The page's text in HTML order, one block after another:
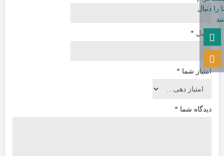
ایمیل *
امتیاز شما *
دیدگاه شما *